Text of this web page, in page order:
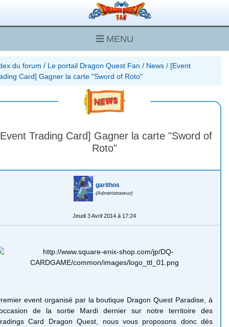
MENU
du forum / Le portail Dragon Quest Fan / News / [Event
Card] Gagner la carte "Sword of Roto"
Trading Card] Gagner la carte "Sword of
Roto"
garithos
(Administrateur)
Jeudi 3 Avril 2014 à 17:24
event organisé par la boutique Dragon Quest Paradise, à
de la sortie Mardi dernier sur notre territoire des
Card Dragon Quest, nous vous proposons donc dès